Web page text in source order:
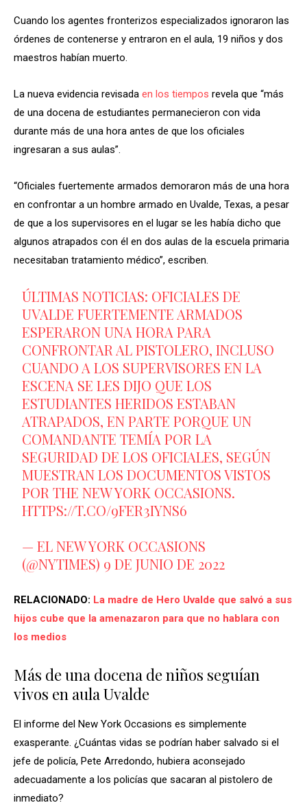
Cuando los agentes fronterizos especializados ignoraron las
órdenes de contenerse y entraron en el aula, 19 niños y dos
maestros habían muerto.
La nueva evidencia revisada en los tiempos revela que “más
de una docena de estudiantes permanecieron con vida
durante más de una hora antes de que los oficiales
ingresaran a sus aulas”.
“Oficiales fuertemente armados demoraron más de una hora
en confrontar a un hombre armado en Uvalde, Texas, a pesar
de que a los supervisores en el lugar se les había dicho que
algunos atrapados con él en dos aulas de la escuela primaria
necesitaban tratamiento médico”, escriben.
ÚLTIMAS NOTICIAS: OFICIALES DE
UVALDE FUERTEMENTE ARMADOS
ESPERARON UNA HORA PARA
CONFRONTAR AL PISTOLERO, INCLUSO
CUANDO A LOS SUPERVISORES EN LA
ESCENA SE LES DIJO QUE LOS
ESTUDIANTES HERIDOS ESTABAN
ATRAPADOS, EN PARTE PORQUE UN
COMANDANTE TEMÍA POR LA
SEGURIDAD DE LOS OFICIALES, SEGÚN
MUESTRAN LOS DOCUMENTOS VISTOS
POR THE NEW YORK OCCASIONS.
HTTPS://T.CO/9FER3IYNS6
— EL NEW YORK OCCASIONS
(@NYTIMES) 9 DE JUNIO DE 2022
RELACIONADO: La madre de Hero Uvalde que salvó a sus
hijos cube que la amenazaron para que no hablara con
los medios
Más de una docena de niños seguían
vivos en aula Uvalde
El informe del New York Occasions es simplemente
exasperante. ¿Cuántas vidas se podrían haber salvado si el
jefe de policía, Pete Arredondo, hubiera aconsejado
adecuadamente a los policías que sacaran al pistolero de
inmediato?